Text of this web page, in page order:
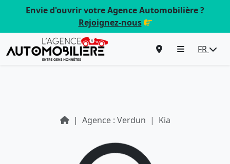
Envie d'ouvrir votre Agence Automobilière ?
Rejoignez-nous
FR
Agence : Verdun Kia